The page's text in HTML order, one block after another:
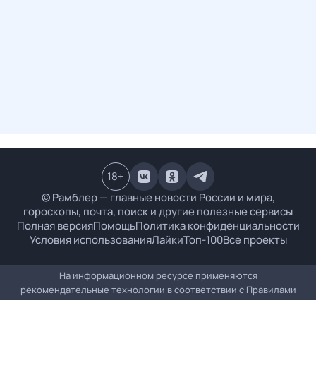
© Рамблер — главные новости России и мира,
гороскопы, почта, поиск и другие полезные сервисы
Полная версияПомощьПолитика конфиденциальности
Условия использованияЛайкиТоп-100Все проекты
18+
На информационном ресурсе применяются
рекомендательные технологии в соответствии с Правилами